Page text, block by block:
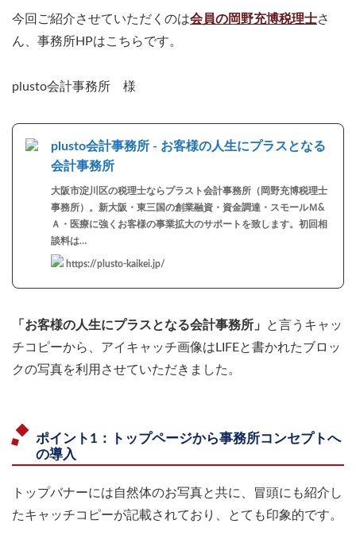
今回ご紹介させていただくのは会員の岡野充博税理士さ
ん、事務所HPはこちらです。
plusto会計事務所 様
plusto会計事務所 - お客様の人生にプラスとなる
会計事務所
大阪市淀川区の税理士ならプラスト会計事務所（岡野充博税理士
事務所）。新大阪・東三国の創業融資・資金調達・スモールＭ&
Ａ・医療に強くお客様の事業拡大のサポートを致します。初回相
談料は…
https://plusto-kaikei.jp/
「お客様の人生にプラスとなる会計事務所」
と言うキャッ
チコピーから、アイキャッチ画像はLIFEと書かれたブロッ
クの写真を利用させていただきました。
ポイント1：トップページから事務所コンセプトへ
の導入
トップバナーには自然体のお写真と共に、冒頭にも紹介し
たキャッチコピーが記載されており、とても印象的です。